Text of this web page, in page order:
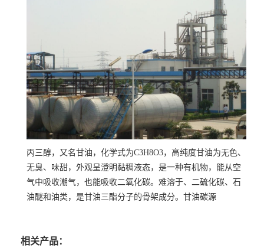
丙三醇，又名甘油，化学式为C3H8O3，高纯度甘油为无色、
无臭、味甜，外观呈澄明黏稠液态，是一种有机物，能从空
气中吸收潮气，也能吸收二氧化碳。难溶于、二硫化碳、石
油醚和油类，是甘油三酯分子的骨架成分。甘油碳源
相关产品：